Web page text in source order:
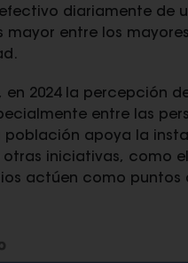
diariamente de
mayor entre los
en 2024 la percepción
entre las
población apoya la
iniciativas, como
actúen como